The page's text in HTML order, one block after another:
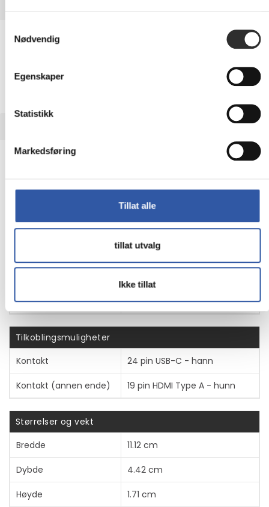
Nødvendig
Egenskaper
Statistikk
Markedsføring
Tillat alle
tillat utvalg
Ikke tillat
Media
Egenskaper
Egenskaper
Produsentvarenummer
1WC36AA
Kabeltype
Video adapter
støttes
HDMI / USB
Tilkoblingsmuligheter
Kontakt
24 pin USB-C - hann
Kontakt (annen ende) 19 pin HDMI Type A - hunn
Størrelser og vekt
Bredde
11.12 cm
Dybde 4.42 cm
Høyde 1.71 cm